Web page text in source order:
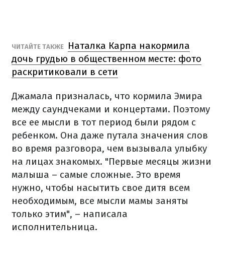
ЧИТАЙТЕ ТАКЖЕ
Наталка Карпа накормила
дочь грудью в общественном месте: фото
раскритиковали в сети
Джамала призналась, что кормила Эмира
между саундчеками и концертами. Поэтому
все ее мысли в тот период были рядом с
ребенком. Она даже путала значения слов
во время разговора, чем вызывала улыбку
на лицах знакомых. "Первые месяцы жизни
малыша – самые сложные. Это время
нужно, чтобы насытить свое дитя всем
необходимым, все мысли мамы заняты
только этим", – написала
исполнительница.